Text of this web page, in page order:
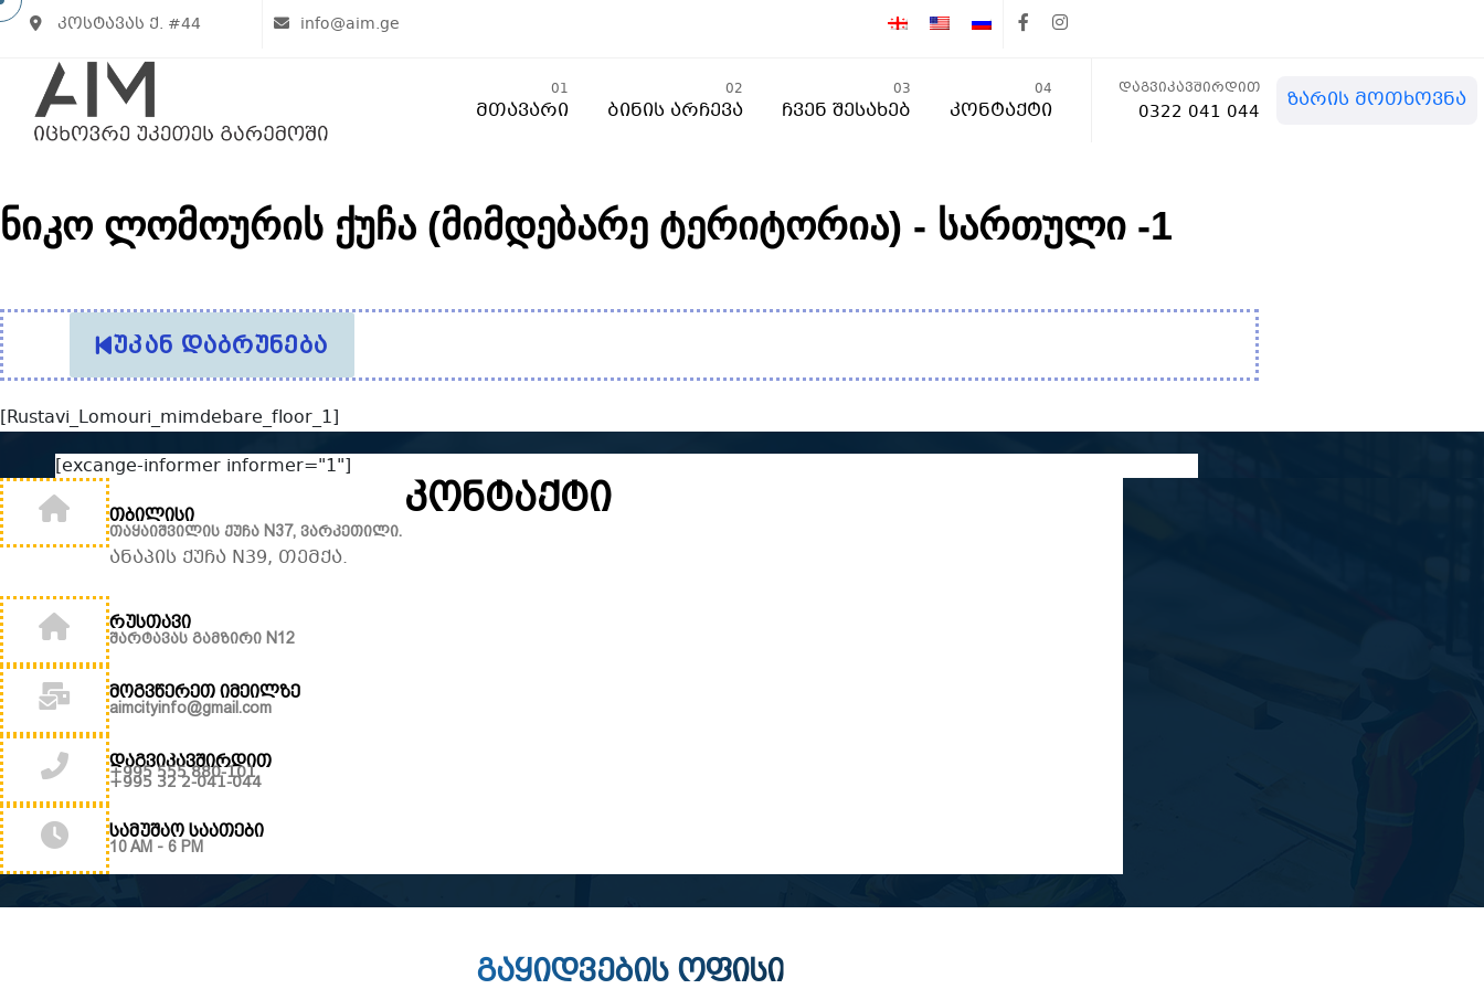
კოსტავას ქ. #44 info@aim.ge
01
Მთავარი
02
Ბინის Არჩევა
03
Ჩვენ Შესახებ
04
Კონტაქტი
დაგვიკავშირდით
0322 041 044 ზარის მოთხოვნა
ნიკო ლომოურის ქუჩა (მიმდებარე ტერიტორია) - სართული -1
უკან დაბრუნება
[Rustavi_Lomouri_mimdebare_floor_1]
[excange-informer informer="1"]
თბილისი
თაყაიშვილის ქუჩა N37, ვარკეთილი.
ანაპის ქუჩა N39, თემქა.
რუსთავი
შარტავას გამზირი N12
მოგვწერეთ იმეილზე
aimcityinfo@gmail.com
დაგვიკავშირდით
+995 555 880-101
+995 32 2-041-044
სამუშაო საათები
10 AM - 6 PM
კონტაქტი
გაყიდვების ოფისი